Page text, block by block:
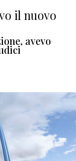
il nuovo
avevo